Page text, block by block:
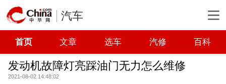
汽车
首页 文章 选车 汽修 百科
发动机故障灯亮踩油门无力怎么维修
2021-08-02 14:48:02